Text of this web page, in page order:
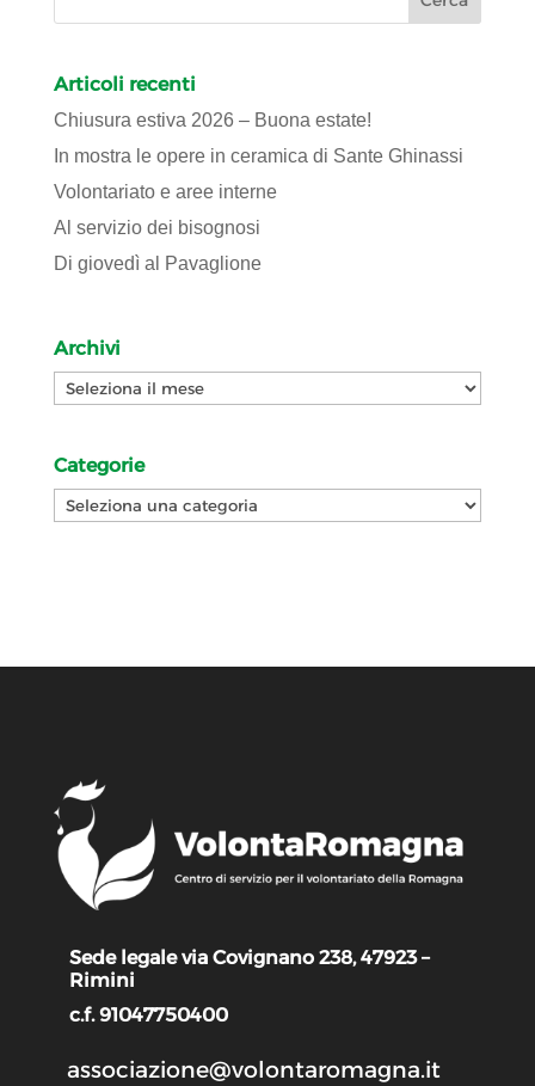
Articoli recenti
Chiusura estiva 2026 – Buona estate!
In mostra le opere in ceramica di Sante Ghinassi
Volontariato e aree interne
Al servizio dei bisognosi
Di giovedì al Pavaglione
Archivi
Archivi
Categorie
Categorie
Sede legale via Covignano 238, 47923 –
Rimini
c.f. 91047750400
associazione@volontaromagna.it